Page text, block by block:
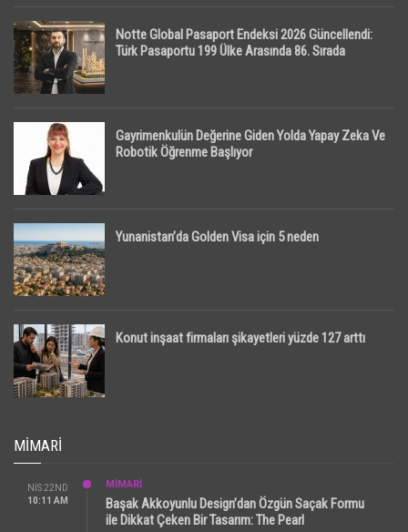
Notte Global Pasaport Endeksi 2026 Güncellendi:
Türk Pasaportu 199 Ülke Arasında 86. Sırada
Gayrimenkulün Değerine Giden Yolda Yapay Zeka Ve
Robotik Öğrenme Başlıyor
Yunanistan’da Golden Visa için 5 neden
Konut inşaat firmaları şikayetleri yüzde 127 arttı
MIMARI
NIS 22ND
10:11 AM
MİMARİ
Başak Akkoyunlu Design’dan Özgün Saçak Formu
ile Dikkat Çeken Bir Tasarım: The Pearl